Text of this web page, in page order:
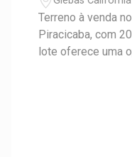
Terreno à venda
Piracicaba, com
lote oferece uma
IMÓVEL -
de terreno -